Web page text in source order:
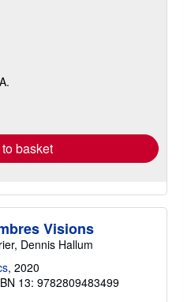
basket
Visions
Dennis Hallum
, 2020
13: 9782809483499